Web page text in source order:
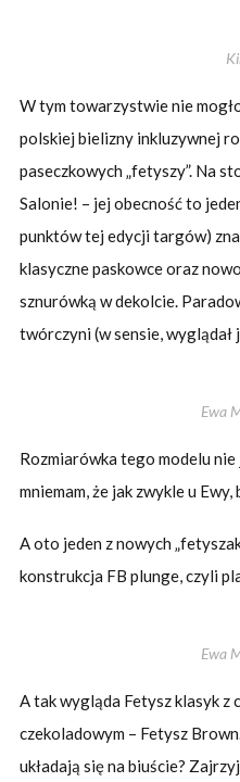
W tym towarzystwie nie
polskiej bielizny inkluzywnej
paseczkowych „fetyszy”. Na
Salonie! – jej obecność to
punktów tej edycji targów)
klasyczne paskowce oraz
sznurówką w dekolcie.
twórczyni (w sensie, wyglądał
Ewa
Rozmiarówka tego modelu nie
mniemam, że jak zwykle u
A oto jeden z nowych
konstrukcja FB plunge, czyli
Ewa
A tak wygląda Fetysz klasyk z
czekoladowym – Fetysz
układają się na biuście?